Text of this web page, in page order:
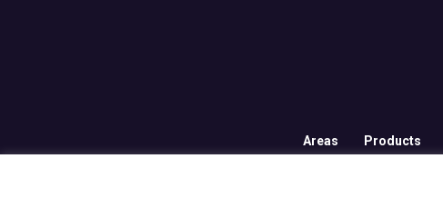
Areas Products